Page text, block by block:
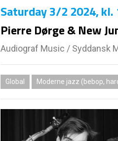
Saturday3/2 2024, kl.
Pierre Dørge & New
Audiograf Music / Syddansk
Global Moderne jazz (bebop,